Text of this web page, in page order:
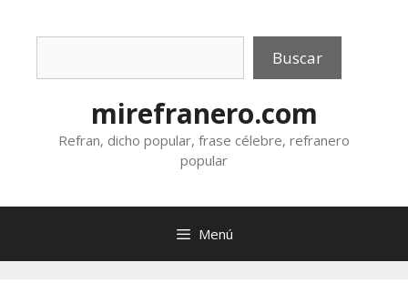
Buscar
mirefranero.com
Refran, dicho popular, frase célebre, refranero
popular
Menú